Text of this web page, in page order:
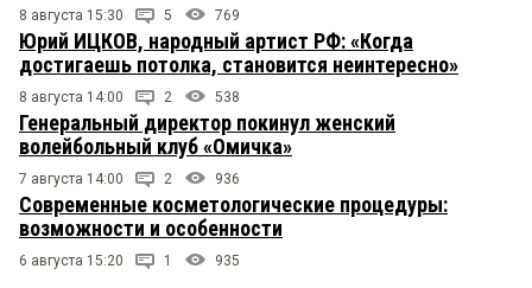
8 августа 15:30 5 769
Юрий ИЦКОВ, народный артист РФ: «Когда
достигаешь потолка, становится неинтересно»
8 августа 14:00 2 538
Генеральный директор покинул женский
волейбольный клуб «Омичка»
7 августа 14:00 2 936
Современные косметологические процедуры:
возможности и особенности
6 августа 15:20 1 935